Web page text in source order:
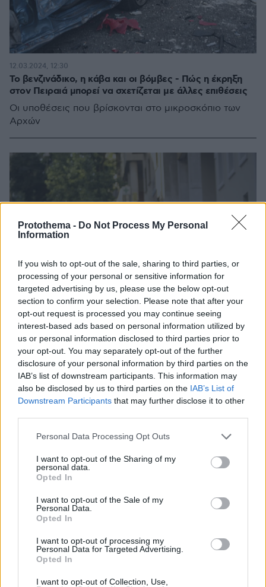
Protothema - Do Not Process My Personal
Information
If you wish to opt-out of the sale, sharing to third parties, or
processing of your personal or sensitive information for
targeted advertising by us, please use the below opt-out
section to confirm your selection. Please note that after your
opt-out request is processed you may continue seeing
interest-based ads based on personal information utilized by
us or personal information disclosed to third parties prior to
your opt-out. You may separately opt-out of the further
disclosure of your personal information by third parties on the
IAB’s list of downstream participants. This information may
also be disclosed by us to third parties on the IAB’s List of
Downstream Participants that may further disclose it to other
Please note that this website/app uses one or more Google
not limited to your visit or usage behaviour. You may click to
grant or deny consent to Google and its third-party tags to
use your data for below specified purposes in below Google
consent section.
Personal Data Processing Opt Outs
I want to opt-out of the Sharing of my
personal data.
Opted In
I want to opt-out of the Sale of my
Personal Data.
Opted In
I want to opt-out of processing my
Personal Data for Targeted Advertising.
Opted In
I want to opt-out of Collection, Use,
Το βενζινάδικο, η κάβα και οι βόμβες - Πώς η έκρηξη
στον Πειραιά μπορεί να σχετίζεται με άλλες επιθέσεις
Οι υποθέσεις που βρίσκονται στο μικροσκόπιο των
Αρχών
12.03.2024, 12:30
έκρηξη
Τις έρευνες για την έκρηξη της βόμβας έχει
αναλάβει το Τμήμα Εκβιαστών - Αυτόπτες έκαναν
λόγο για άτομο που άφησε ένα αντικείμενο στην
είσοδο του κτηρίου - «Σαρώνουν» το υλικό των
καμερών οι Αρχές - Από την έκρηξη προκλήθηκαν
ζημιές